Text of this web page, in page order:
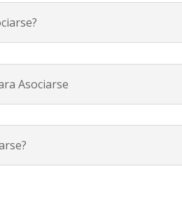
Asociarse